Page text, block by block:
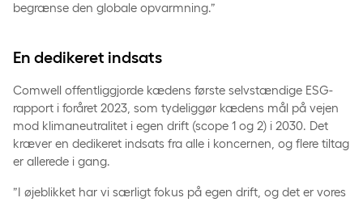
begrænse den globale opvarmning.”
En dedikeret indsats
Comwell offentliggjorde kædens første selvstændige ESG-
rapport i foråret 2023, som tydeliggør kædens mål på vejen
mod klimaneutralitet i egen drift (scope 1 og 2) i 2030. Det
kræver en dedikeret indsats fra alle i koncernen, og flere tiltag
er allerede i gang.
”I øjeblikket har vi særligt fokus på egen drift, og det er vores